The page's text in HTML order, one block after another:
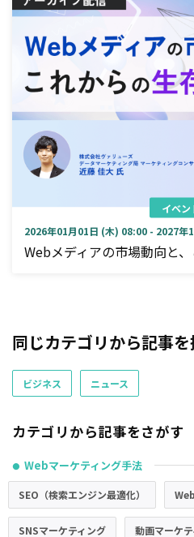
イベン
2026年01月01日 (木) 08:00 - 2027年
Webメディアの市場動向と
同じカテゴリから記事
ビジネス ニュース
カテゴリから記事をさがす
● Webマーケティング手法
SEO（検索エンジン最適化）
SNSマーケティング 動画マーケ